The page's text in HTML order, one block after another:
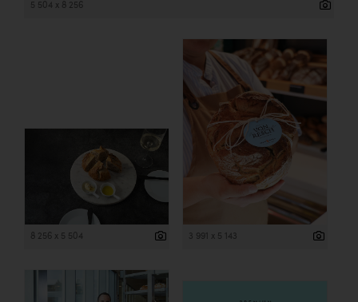
5 504 x 8 256
8 256 x 5 504 3 991 x 5 143